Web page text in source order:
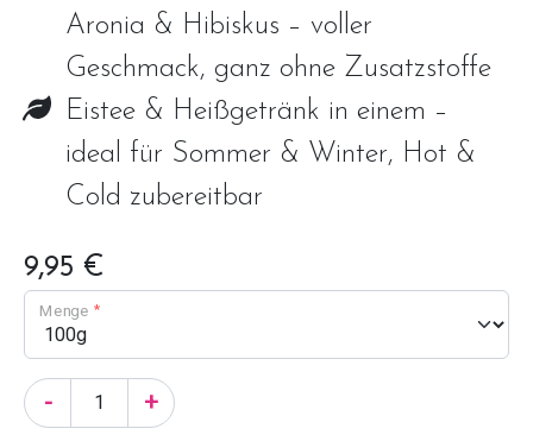
Aronia & Hibiskus – voller
Geschmack, ganz ohne Zusatzstoffe
Eistee & Heißgetränk in einem –
ideal für Sommer & Winter, Hot &
Cold zubereitbar
9,95 €
Menge
- +